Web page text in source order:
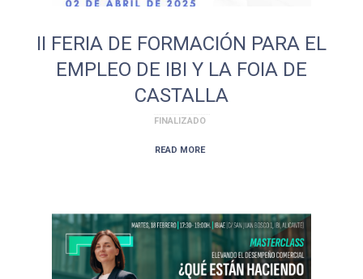
II FERIA DE FORMACIÓN PARA EL
EMPLEO DE IBI Y LA FOIA DE
CASTALLA
FINALIZADO
READ MORE